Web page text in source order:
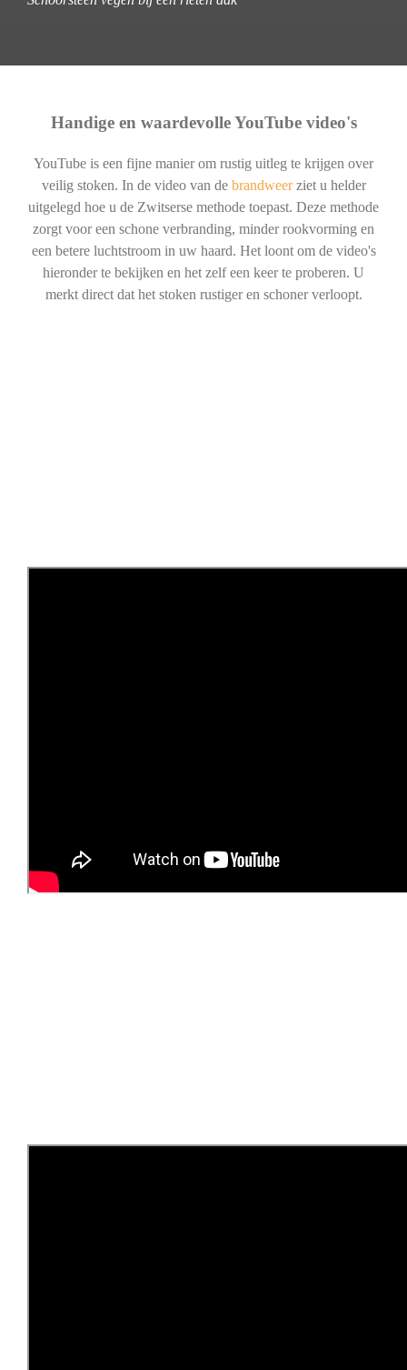
Handige en waardevolle YouTube video's
YouTube is een fijne manier om rustig uitleg te krijgen over
veilig stoken. In de video van de brandweerziet u helder
uitgelegd hoe u de Zwitserse methode toepast. Deze methode
zorgt voor een schone verbranding, minder rookvorming en
een betere luchtstroom in uw haard. Het loont om de video's
hieronder te bekijken en het zelf een keer te proberen. U
merkt direct dat het stoken rustiger en schoner verloopt.